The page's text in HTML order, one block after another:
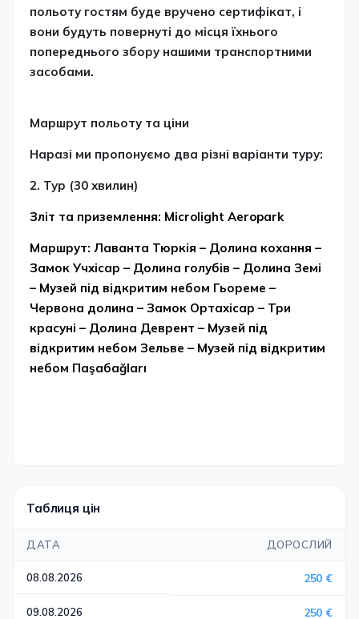
польоту гостям буде вручено сертифікат, і
вони будуть повернуті до місця їхнього
попереднього збору нашими транспортними
засобами.
Маршрут польоту та ціни
Наразі ми пропонуємо два різні варіанти туру:
2.⁠ ⁠Тур (30 хвилин)
Зліт та приземлення: Microlight Aeropark
Маршрут: Лаванта Тюркія – Долина кохання –
Замок Учхісар – Долина голубів – Долина Земі
– Музей під відкритим небом Гьореме –
Червона долина – Замок Ортахісар – Три
красуні – Долина Деврент – Музей під
відкритим небом Зельве – Музей під відкритим
небом Паşабаğları
Таблиця цін
ДАТА ДОРОСЛИЙ
08.08.2026 250 €
09.08.2026 250 €